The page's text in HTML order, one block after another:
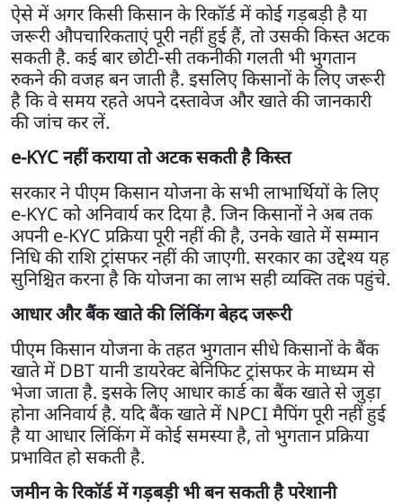
ऐसे में अगर किसी किसान के रिकॉर्ड में कोई गड़बड़ी है या
जरूरी औपचारिकताएं पूरी नहीं हुई हैं, तो उसकी किस्त अटक
सकती है. कई बार छोटी-सी तकनीकी गलती भी भुगतान
रुकने की वजह बन जाती है. इसलिए किसानों के लिए जरूरी
है कि वे समय रहते अपने दस्तावेज और खाते की जानकारी
की जांच कर लें.
e-KYC नहीं कराया तो अटक सकती है किस्त
सरकार ने पीएम किसान योजना के सभी लाभार्थियों के लिए
e-KYC को अनिवार्य कर दिया है. जिन किसानों ने अब तक
अपनी e-KYC प्रक्रिया पूरी नहीं की है, उनके खाते में सम्मान
निधि की राशि ट्रांसफर नहीं की जाएगी. सरकार का उद्देश्य यह
सुनिश्चित करना है कि योजना का लाभ सही व्यक्ति तक पहुंचे.
आधार और बैंक खाते की लिंकिंग बेहद जरूरी
पीएम किसान योजना के तहत भुगतान सीधे किसानों के बैंक
खाते में DBT यानी डायरेक्ट बेनिफिट ट्रांसफर के माध्यम से
भेजा जाता है. इसके लिए आधार कार्ड का बैंक खाते से जुड़ा
होना अनिवार्य है. यदि बैंक खाते में NPCI मैपिंग पूरी नहीं हुई
है या आधार लिंकिंग में कोई समस्या है, तो भुगतान प्रक्रिया
प्रभावित हो सकती है.
जमीन के रिकॉर्ड में गड़बड़ी भी बन सकती है परेशानी